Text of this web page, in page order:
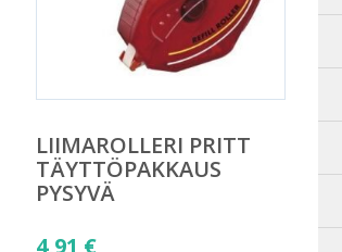
LIIMAROLLERI PRITT
TÄYTTÖPAKKAUS
PYSYVÄ
Alkuperäinen
4,91 €